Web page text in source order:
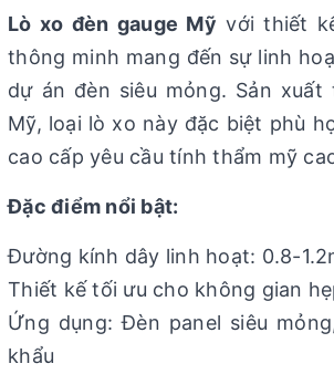
Lò xo đèn gauge Mỹ với thiết
thông minh mang đến sự linh
dự án đèn siêu mỏng. Sản xuất
Mỹ, loại lò xo này đặc biệt phù
cao cấp yêu cầu tính thẩm mỹ
Đặc điểm nổi bật:
Đường kính dây linh hoạt: 0.8-
Thiết kế tối ưu cho không gian
Ứng dụng: Đèn panel siêu
khẩu